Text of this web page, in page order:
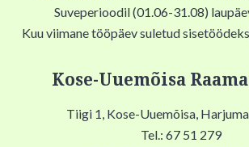
Suveperioodil (01.06-31.08)
Kuu viimane tööpäev suletud
Kose-Uuemõisa
Tiigi 1, Kose-Uuemõisa,
Tel.: 67 51 279